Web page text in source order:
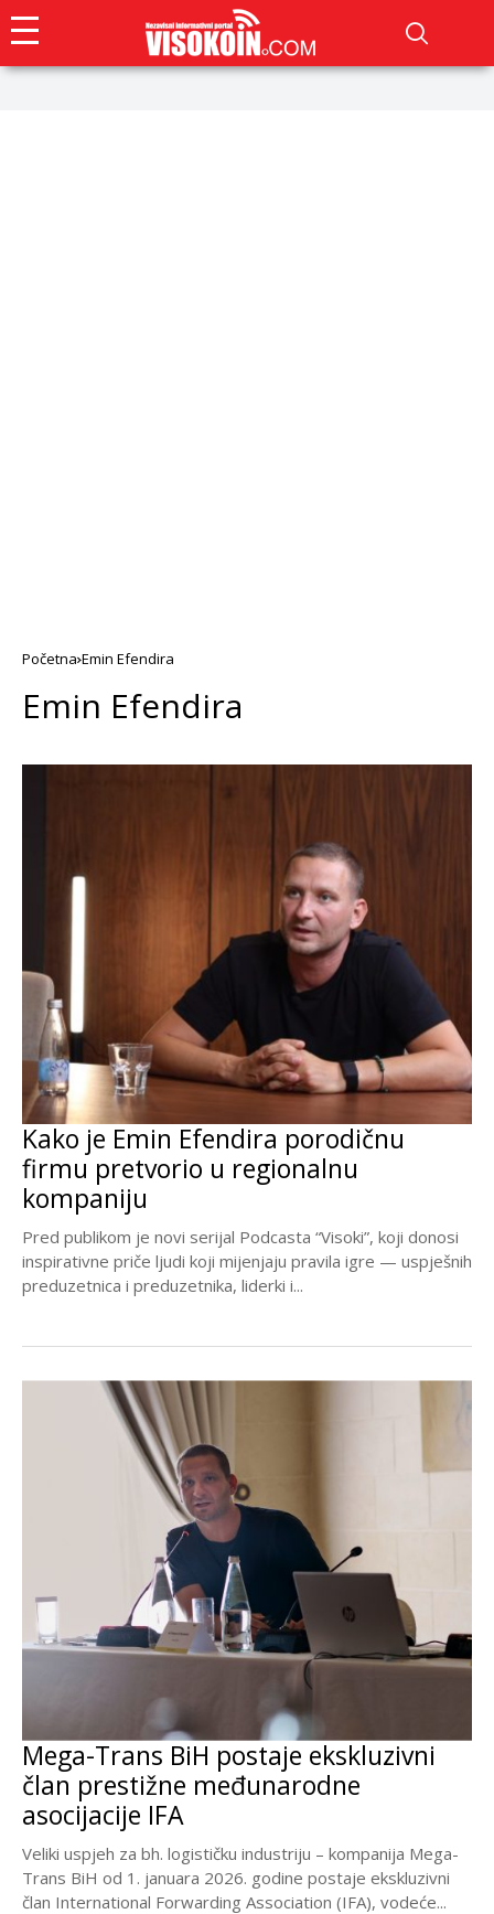
Početna Emin Efendira
Emin Efendira
Kako je Emin Efendira porodičnu
firmu pretvorio u regionalnu
kompaniju
Pred publikom je novi serijal Podcasta “Visoki”, koji donosi
inspirativne priče ljudi koji mijenjaju pravila igre — uspješnih
preduzetnica i preduzetnika, liderki i...
Mega-Trans BiH postaje ekskluzivni
član prestižne međunarodne
asocijacije IFA
Veliki uspjeh za bh. logističku industriju – kompanija Mega-
Trans BiH od 1. januara 2026. godine postaje ekskluzivni
član International Forwarding Association (IFA), vodeće...